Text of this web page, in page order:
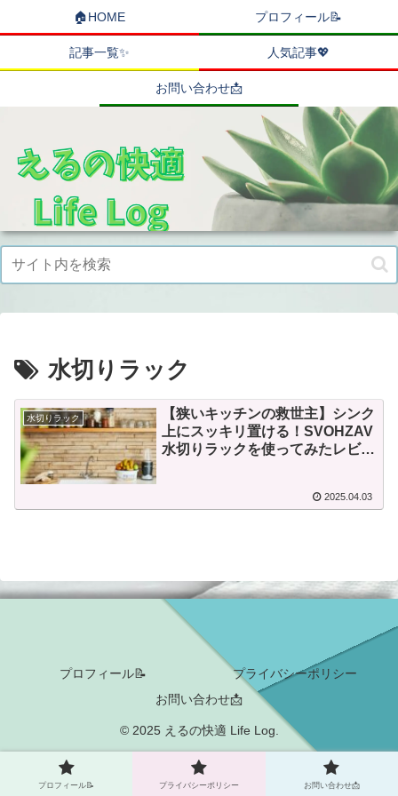
🏠HOME プロフィール📝
記事一覧✨ 人気記事💖
お問い合わせ📩
水切りラック
水切りラック
【狭いキッチンの救世主】シンク
上にスッキリ置ける！SVOHZAV
水切りラックを使ってみたレビュ
2025.04.03
プロフィール📝
プライバシーポリシー
お問い合わせ📩
© 2025 えるの快適 Life Log.
プロフィール📝 プライバシーポリシー お問い合わせ📩